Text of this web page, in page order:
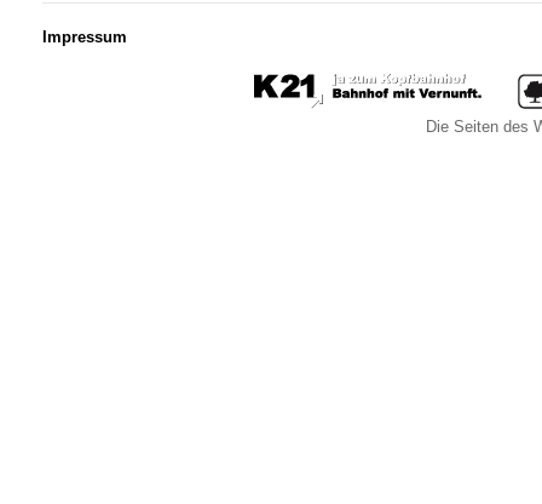
Impressum
Die Seiten des